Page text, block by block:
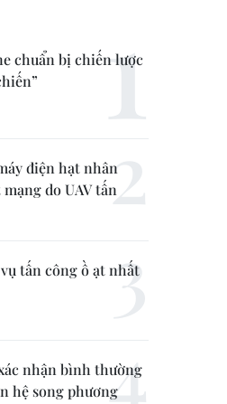
chuẩn bị chiến lược
điện hạt nhân
do UAV tấn
tấn công ồ ạt nhất
nhận bình thường
hệ song phương